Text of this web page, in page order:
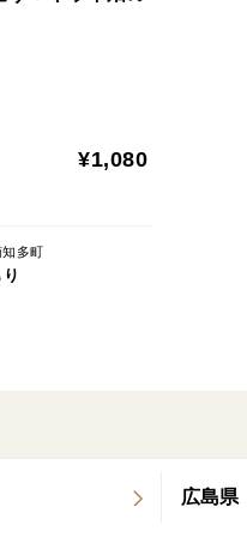
▼届いたら
りんごと一緒にポリ袋
ヘタを下にして冷暗
広島県
¥1,080
多町